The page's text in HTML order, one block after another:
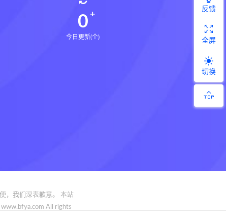
0
今日更新(个)
，我们深表歉意。 本站
All rights
反馈
全屏
切换